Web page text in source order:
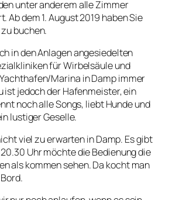
unter anderem alle Zimmer
Ab dem 1. August 2019 haben Sie
buchen.
in den Anlagen angesiedelten
für Wirbelsäule und
Marina in Damp immer
ist jedoch der Hafenmeister, ein
noch alle Songs, liebt Hunde und
lustiger Geselle.
viel zu erwarten in Damp. Es gibt
Uhr möchte die Bedienung die
als kommen sehen. Da kocht man